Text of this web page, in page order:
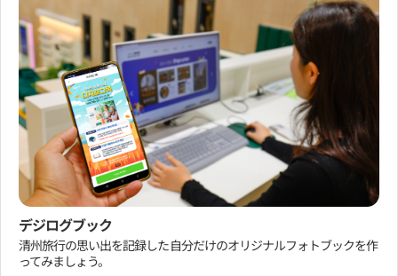
デジログブック
清州旅行の思い出を記録した自分だけのオリジナルフォトブックを作
ってみましょう。